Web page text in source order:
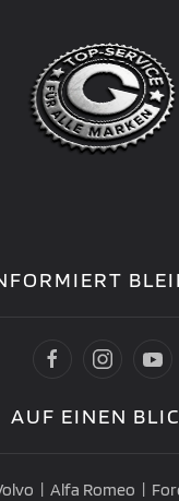
AUF EINEN
| Alfa Romeo |